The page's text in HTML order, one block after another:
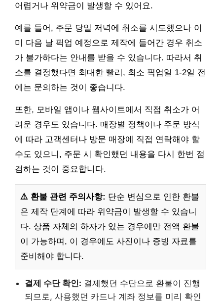
어렵거나 위약금이 발생할 수 있어요.
예를 들어, 주문 당일 저녁에 취소를 시도했으나 이
미 다음 날 픽업 예정으로 제작에 들어간 경우 취소
가 불가하다는 안내를 받을 수 있습니다. 따라서 취
소를 결정했다면 최대한 빨리, 최소 픽업일 1-2일 전
에는 문의하는 것이 좋습니다.
또한, 모바일 앱이나 웹사이트에서 직접 취소가 어
려운 경우도 있습니다. 매장별 정책이나 주문 방식
에 따라 고객센터나 방문 매장에 직접 연락해야 할
수도 있으니, 주문 시 확인했던 내용을 다시 한번 점
검하는 것이 중요합니다.
⚠️ 환불 관련 주의사항: 단순 변심으로 인한 환불
은 제작 단계에 따라 위약금이 발생할 수 있습니
다. 상품 자체의 하자가 있는 경우에만 전액 환불
이 가능하며, 이 경우에도 사진이나 증빙 자료를
준비해야 합니다.
결제 수단 확인: 결제했던 수단으로 환불이 진행
되므로, 사용했던 카드나 계좌 정보를 미리 확인